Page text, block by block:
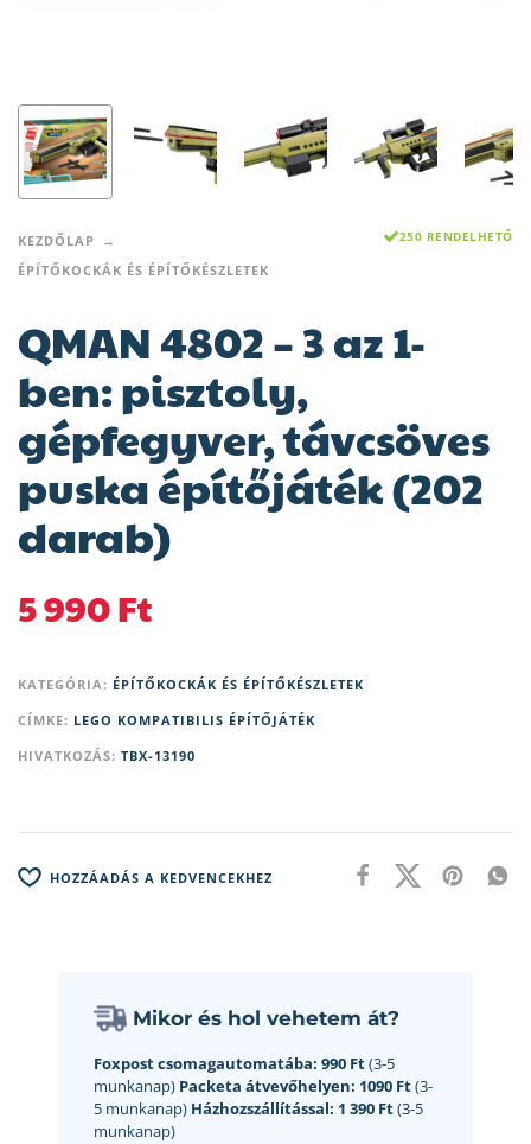
KEZDŐLAP
ÉPÍTŐKOCKÁK ÉS ÉPÍTŐKÉSZLETEK
250 RENDELHETŐ
QMAN 4802 – 3 az 1-
ben: pisztoly,
gépfegyver, távcsöves
puska építőjáték (202
darab)
5 990Ft
KATEGÓRIA: ÉPÍTŐKOCKÁK ÉS ÉPÍTŐKÉSZLETEK
CÍMKE: LEGO KOMPATIBILIS ÉPÍTŐJÁTÉK
HIVATKOZÁS: TBX-13190
HOZZÁADÁS A KEDVENCEKHEZ
Mikor és hol vehetem át?
Foxpost csomagautomatába: 990 Ft(3-5
munkanap) Packeta átvevőhelyen: 1090 Ft(3-
5 munkanap) Házhozszállítással: 1 390 Ft(3-5
munkanap)